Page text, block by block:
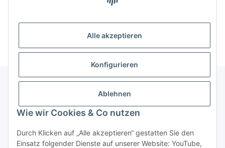
Alle akzeptieren
Konfigurieren
Ablehnen
Wie wir Cookies & Co nutzen
Durch Klicken auf „Alle akzeptieren“ gestatten Sie den
Einsatz folgender Dienste auf unserer Website: YouTube,
Informationen
Gesetzliche Informationen